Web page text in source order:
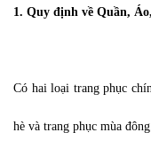
1. Quy định về Quần,
Có hai loại trang phục
hè và trang phục mùa